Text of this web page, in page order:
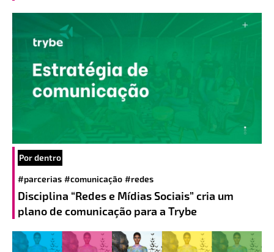
Por dentro
#parcerias #comunicação #redes
Disciplina “Redes e Mídias Sociais” cria um
plano de comunicação para a Trybe